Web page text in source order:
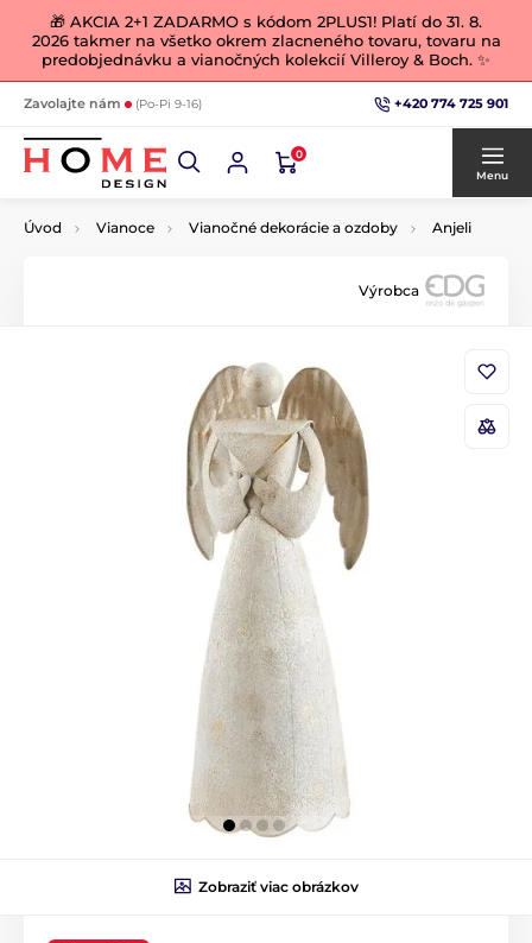
🎁 AKCIA 2+1 ZADARMO s kódom 2PLUS1! Platí do 31. 8.
2026 takmer na všetko okrem zlacneného tovaru, tovaru na
predobjednávku a vianočných kolekcií Villeroy & Boch. ✨
Zavolajte nám (Po-Pi 9-16) +420 774 725 901
0
Menu
Úvod Vianoce Vianočné dekorácie a ozdoby Anjeli
Výrobca
Zobraziť viac obrázkov